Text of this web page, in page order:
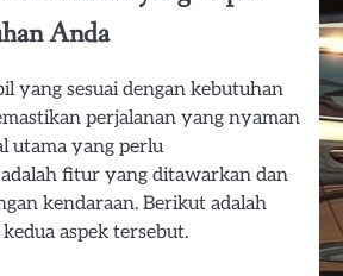
Anda
yang sesuai dengan kebutuhan
perjalanan yang nyaman
utama yang perlu
fitur yang ditawarkan dan
kendaraan. Berikut adalah
aspek tersebut.